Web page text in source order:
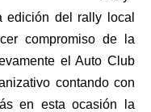
edición del rally local
compromiso de la
el Auto Club
contando con
en esta ocasión la